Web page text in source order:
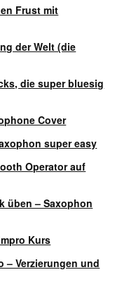
Frust mit
der Welt (die
die super bluesig
Cover
super easy
Operator auf
üben – Saxophon
Kurs
– Verzierungen und